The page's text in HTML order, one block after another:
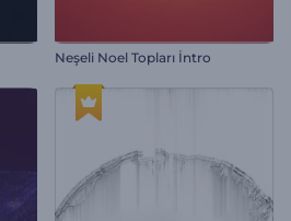
Neşeli Noel Topları İntro